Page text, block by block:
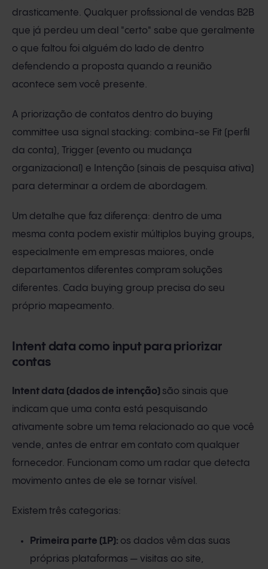
drasticamente. Qualquer profissional de vendas B2B
que já perdeu um deal "certo" sabe que geralmente
o que faltou foi alguém do lado de dentro
defendendo a proposta quando a reunião
acontece sem você presente.
A priorização de contatos dentro do buying
committee usa signal stacking: combina-se Fit (perfil
da conta), Trigger (evento ou mudança
organizacional) e Intenção (sinais de pesquisa ativa)
para determinar a ordem de abordagem.
Um detalhe que faz diferença: dentro de uma
mesma conta podem existir múltiplos buying groups,
especialmente em empresas maiores, onde
departamentos diferentes compram soluções
diferentes. Cada buying group precisa do seu
próprio mapeamento.
Intent data como input para priorizar
contas
Intent data (dados de intenção) são sinais que
indicam que uma conta está pesquisando
ativamente sobre um tema relacionado ao que você
vende, antes de entrar em contato com qualquer
fornecedor. Funcionam como um radar que detecta
movimento antes de ele se tornar visível.
Existem três categorias:
Primeira parte (1P): os dados vêm das suas
próprias plataformas — visitas ao site,